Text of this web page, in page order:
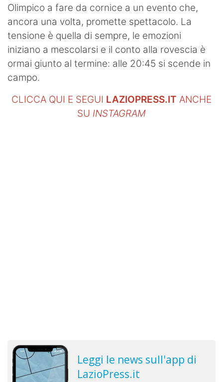
Olimpico a fare da cornice a un evento che,
ancora una volta, promette spettacolo. La
tensione è quella di sempre, le emozioni
iniziano a mescolarsi e il conto alla rovescia è
ormai giunto al termine: alle 20:45 si scende in
campo.
CLICCA QUI E SEGUI LAZIOPRESS.IT ANCHE
SU INSTAGRAM